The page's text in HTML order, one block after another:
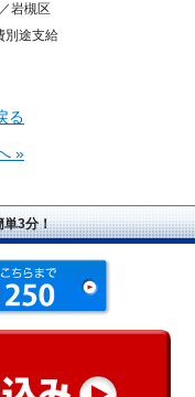
岩槻区
別途支給
る
»
単3分！